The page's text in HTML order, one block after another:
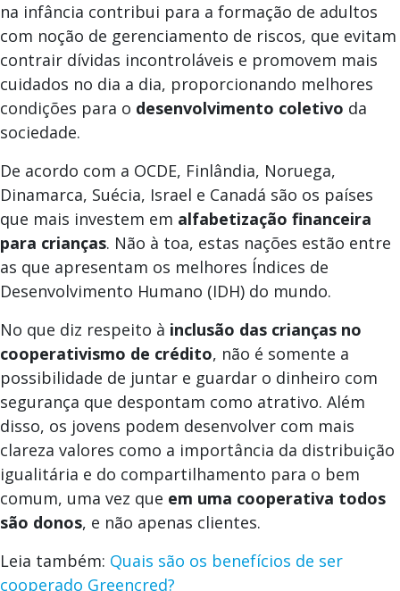
na infância contribui para a formação de adultos
com noção de gerenciamento de riscos, que evitam
contrair dívidas incontroláveis e promovem mais
cuidados no dia a dia, proporcionando melhores
condições para o desenvolvimento coletivo da
sociedade.
De acordo com a OCDE, Finlândia, Noruega,
Dinamarca, Suécia, Israel e Canadá são os países
que mais investem em alfabetização financeira
para crianças. Não à toa, estas nações estão entre
as que apresentam os melhores Índices de
Desenvolvimento Humano (IDH) do mundo.
No que diz respeito à inclusão das crianças no
cooperativismo de crédito, não é somente a
possibilidade de juntar e guardar o dinheiro com
segurança que despontam como atrativo. Além
disso, os jovens podem desenvolver com mais
clareza valores como a importância da distribuição
igualitária e do compartilhamento para o bem
comum, uma vez que em uma cooperativa todos
são donos, e não apenas clientes.
Leia também: Quais são os benefícios de ser
cooperado Greencred?